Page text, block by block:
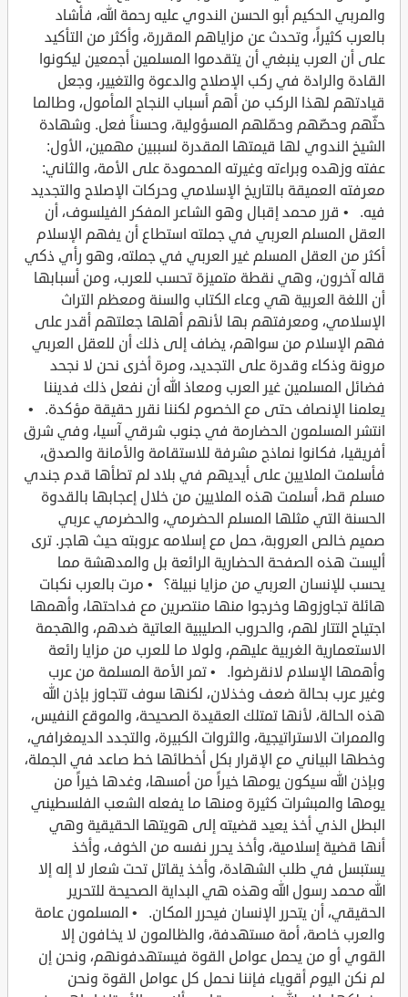
والمربي الحكيم أبو الحسن الندوي عليه رحمة الله، فأشاد
بالعرب كثيراً، وتحدث عن مزاياهم المقررة، وأكثر من التأكيد
على أن العرب ينبغي أن يتقدموا المسلمين أجمعين ليكونوا
القادة والرادة في ركب الإصلاح والدعوة والتغيير، وجعل
قيادتهم لهذا الركب من أهم أسباب النجاح المأمول، وطالما
حثّهم وحضّهم وحمّلهم المسؤولية، وحسناً فعل. وشهادة
الشيخ الندوي لها قيمتها المقدرة لسببين مهمين، الأول:
عفته وزهده وبراءته وغيرته المحمودة على الأمة، والثاني:
معرفته العميقة بالتاريخ الإسلامي وحركات الإصلاح والتجديد
فيه. • قرر محمد إقبال وهو الشاعر المفكر الفيلسوف، أن
العقل المسلم العربي في جملته استطاع أن يفهم الإسلام
أكثر من العقل المسلم غير العربي في جملته، وهو رأي ذكي
قاله آخرون، وهي نقطة متميزة تحسب للعرب، ومن أسبابها
أن اللغة العربية هي وعاء الكتاب والسنة ومعظم التراث
الإسلامي، ومعرفتهم بها لأنهم أهلها جعلتهم أقدر على
فهم الإسلام من سواهم، يضاف إلى ذلك أن للعقل العربي
مرونة وذكاء وقدرة على التجديد، ومرة أخرى نحن لا نجحد
فضائل المسلمين غير العرب ومعاذ الله أن نفعل ذلك فديننا
يعلمنا الإنصاف حتى مع الخصوم لكننا نقرر حقيقة مؤكدة. •
انتشر المسلمون الحضارمة في جنوب شرقي آسيا، وفي شرق
أفريقيا، فكانوا نماذج مشرفة للاستقامة والأمانة والصدق،
فأسلمت الملايين على أيديهم في بلاد لم تطأها قدم جندي
مسلم قط، أسلمت هذه الملايين من خلال إعجابها بالقدوة
الحسنة التي مثلها المسلم الحضرمي، والحضرمي عربي
صميم خالص العروبة، حمل مع إسلامه عروبته حيث هاجر. ترى
أليست هذه الصفحة الحضارية الرائعة بل والمدهشة مما
يحسب للإنسان العربي من مزايا نبيلة؟ • مرت بالعرب نكبات
هائلة تجاوزوها وخرجوا منها منتصرين مع فداحتها، وأهمها
اجتياح التتار لهم، والحروب الصليبية العاتية ضدهم، والهجمة
الاستعمارية الغربية عليهم، ولولا ما للعرب من مزايا رائعة
وأهمها الإسلام لانقرضوا. • تمر الأمة المسلمة من عرب
وغير عرب بحالة ضعف وخذلان، لكنها سوف تتجاوز بإذن الله
هذه الحالة، لأنها تمتلك العقيدة الصحيحة، والموقع النفيس،
والممرات الاستراتيجية، والثروات الكبيرة، والتجدد الديمغرافي،
وخطها البياني مع الإقرار بكل أخطائها خط صاعد في الجملة،
وبإذن الله سيكون يومها خيراً من أمسها، وغدها خيراً من
يومها والمبشرات كثيرة ومنها ما يفعله الشعب الفلسطيني
البطل الذي أخذ يعيد قضيته إلى هويتها الحقيقية وهي
أنها قضية إسلامية، وأخذ يحرر نفسه من الخوف، وأخذ
يستبسل في طلب الشهادة، وأخذ يقاتل تحت شعار لا إله إلا
الله محمد رسول الله وهذه هي البداية الصحيحة للتحرير
الحقيقي، أن يتحرر الإنسان فيحرر المكان. • المسلمون عامة
والعرب خاصة، أمة مستهدفة، والظالمون لا يخافون إلا
القوي أو من يحمل عوامل القوة فيستهدفونهم، ونحن إن
لم نكن اليوم أقوياء فإننا نحمل كل عوامل القوة ونحن